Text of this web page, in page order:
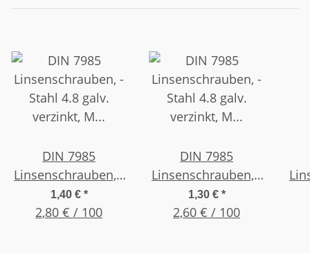
DIN 7985
Linsenschrauben, -
Stahl 4.8 galv.
verzinkt, M 2 x 20 ,
1,40 € *
2,80 € / 100
DIN 7985
Linsenschrauben, -
Stahl 4.8 galv.
verzinkt, M 2,5 x 20 ,
1,30 € *
2,60 € / 100